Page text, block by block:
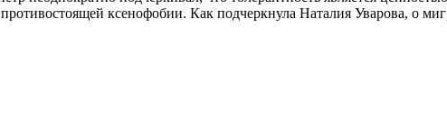
ксенофобии. Как подчеркнула Наталия Уварова, о